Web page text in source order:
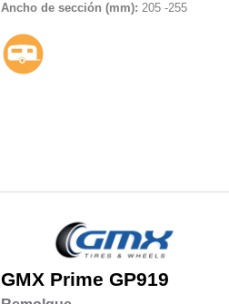
Ancho de sección (mm): 205 -255
GMX Prime GP919